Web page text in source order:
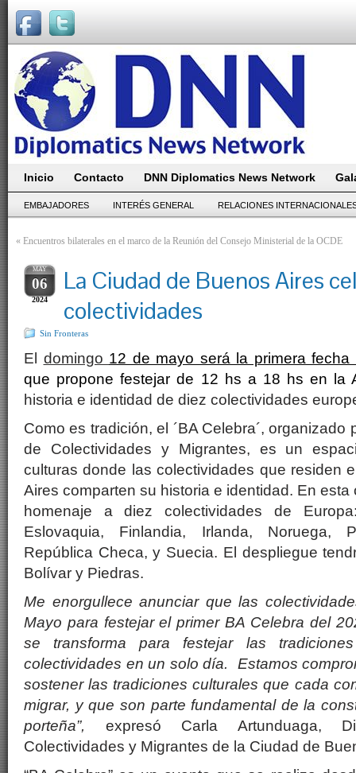
Inicio Contacto DNN Diplomatics News Network
EMBAJADORES INTERÉS GENERAL RELACIONES
« Encuentros bilaterales en el marco de la Reunión del Consejo Ministerial de la OCDE
MAY
06
2024
La Ciudad de Buenos Aires
colectividades
Sin Fronteras
El domingo 12 de mayo será la primera fecha
que propone festejar de 12 hs a 18 hs en la
historia e identidad de diez colectividades
Como es tradición, el ´BA Celebra´, organizado
de Colectividades y Migrantes, es un
culturas donde las colectividades que residen
Aires comparten su historia e identidad. En
homenaje a diez colectividades de
Eslovaquia, Finlandia, Irlanda, Noruega,
República Checa, y Suecia. El despliegue
Bolívar y Piedras.
Me enorgullece anunciar que las
Mayo para festejar el primer BA Celebra del
se transforma para festejar las
colectividades en un solo día. Estamos
sostener las tradiciones culturales que cada
migrar, y que son parte fundamental de la
porteña”, expresó Carla Artunduaga,
Colectividades y Migrantes de la Ciudad de